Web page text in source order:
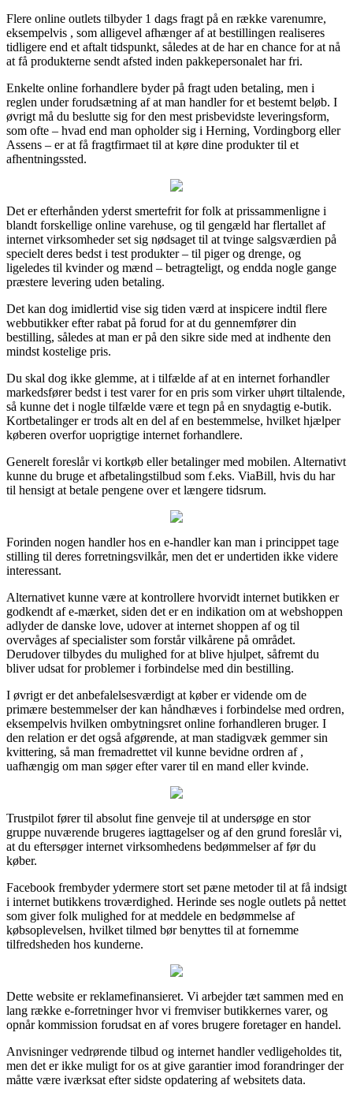
Flere online outlets tilbyder 1 dags fragt på en række varenumre,
eksempelvis , som alligevel afhænger af at bestillingen realiseres
tidligere end et aftalt tidspunkt, således at de har en chance for at nå
at få produkterne sendt afsted inden pakkepersonalet har fri.
Enkelte online forhandlere byder på fragt uden betaling, men i
reglen under forudsætning af at man handler for et bestemt beløb. I
øvrigt må du beslutte sig for den mest prisbevidste leveringsform,
som ofte – hvad end man opholder sig i Herning, Vordingborg eller
Assens – er at få fragtfirmaet til at køre dine produkter til et
afhentningssted.
Det er efterhånden yderst smertefrit for folk at prissammenligne i
blandt forskellige online varehuse, og til gengæld har flertallet af
internet virksomheder set sig nødsaget til at tvinge salgsværdien på
specielt deres bedst i test produkter – til piger og drenge, og
ligeledes til kvinder og mænd – betragteligt, og endda nogle gange
præstere levering uden betaling.
Det kan dog imidlertid vise sig tiden værd at inspicere indtil flere
webbutikker efter rabat på forud for at du gennemfører din
bestilling, således at man er på den sikre side med at indhente den
mindst kostelige pris.
Du skal dog ikke glemme, at i tilfælde af at en internet forhandler
markedsfører bedst i test varer for en pris som virker uhørt tiltalende,
så kunne det i nogle tilfælde være et tegn på en snydagtig e-butik.
Kortbetalinger er trods alt en del af en bestemmelse, hvilket hjælper
køberen overfor uoprigtige internet forhandlere.
Generelt foreslår vi kortkøb eller betalinger med mobilen. Alternativt
kunne du bruge et afbetalingstilbud som f.eks. ViaBill, hvis du har
til hensigt at betale pengene over et længere tidsrum.
Forinden nogen handler hos en e-handler kan man i princippet tage
stilling til deres forretningsvilkår, men det er undertiden ikke videre
interessant.
Alternativet kunne være at kontrollere hvorvidt internet butikken er
godkendt af e-mærket, siden det er en indikation om at webshoppen
adlyder de danske love, udover at internet shoppen af og til
overvåges af specialister som forstår vilkårene på området.
Derudover tilbydes du mulighed for at blive hjulpet, såfremt du
bliver udsat for problemer i forbindelse med din bestilling.
I øvrigt er det anbefalelsesværdigt at køber er vidende om de
primære bestemmelser der kan håndhæves i forbindelse med ordren,
eksempelvis hvilken ombytningsret online forhandleren bruger. I
den relation er det også afgørende, at man stadigvæk gemmer sin
kvittering, så man fremadrettet vil kunne bevidne ordren af ,
uafhængig om man søger efter varer til en mand eller kvinde.
Trustpilot fører til absolut fine genveje til at undersøge en stor
gruppe nuværende brugeres iagttagelser og af den grund foreslår vi,
at du eftersøger internet virksomhedens bedømmelser af før du
køber.
Facebook frembyder ydermere stort set pæne metoder til at få indsigt
i internet butikkens troværdighed. Herinde ses nogle outlets på nettet
som giver folk mulighed for at meddele en bedømmelse af
købsoplevelsen, hvilket tilmed bør benyttes til at fornemme
tilfredsheden hos kunderne.
Dette website er reklamefinansieret. Vi arbejder tæt sammen med en
lang række e-forretninger hvor vi fremviser butikkernes varer, og
opnår kommission forudsat en af vores brugere foretager en handel.
Anvisninger vedrørende tilbud og internet handler vedligeholdes tit,
men det er ikke muligt for os at give garantier imod forandringer der
måtte være iværksat efter sidste opdatering af websitets data.